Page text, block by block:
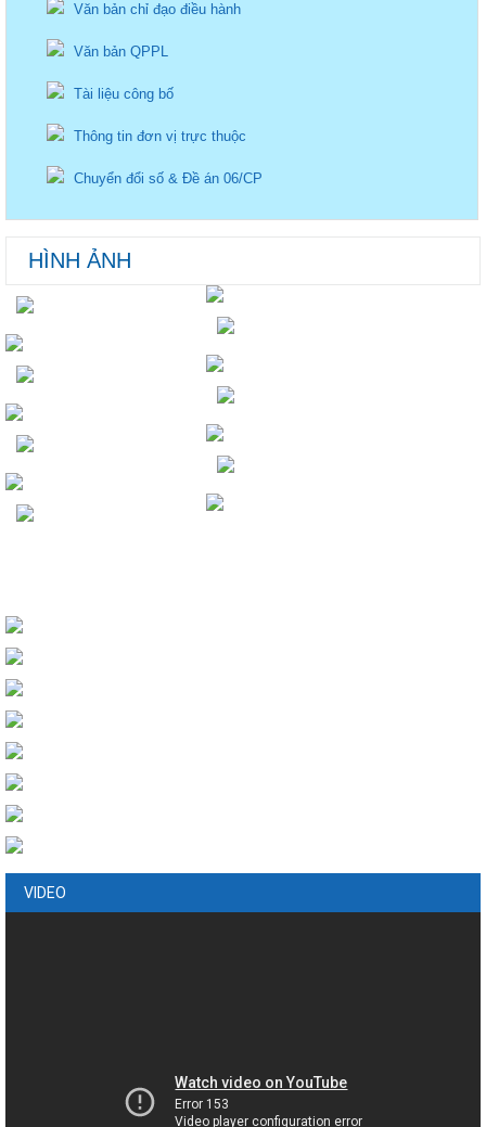
Văn bản chỉ đạo điều hành
Văn bản QPPL
Tài liệu công bố
Thông tin đơn vị trực thuộc
Chuyển đổi số & Đề án 06/CP
HÌNH ẢNH
VIDEO